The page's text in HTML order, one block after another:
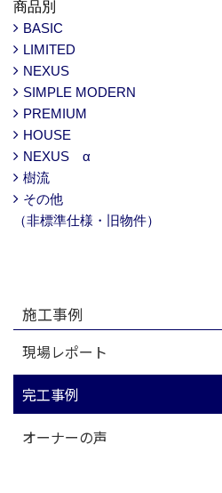
商品別
BASIC
LIMITED
NEXUS
SIMPLE MODERN
PREMIUM
HOUSE
NEXUS α
樹流
その他
（非標準仕様・旧物件）
施工事例
現場レポート
完工事例
オーナーの声